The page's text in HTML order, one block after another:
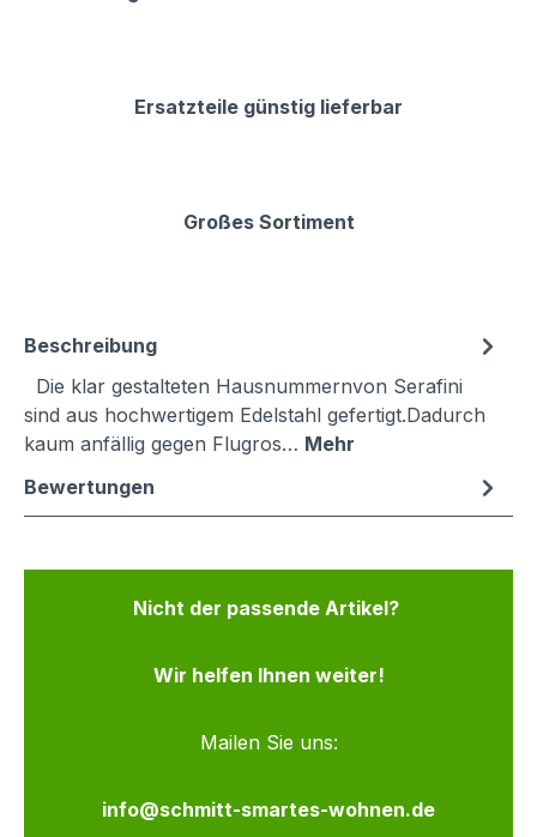
Ersatzteile günstig lieferbar
Großes Sortiment
Beschreibung
Die klar gestalteten Hausnummernvon Serafini
sind aus hochwertigem Edelstahl gefertigt.Dadurch
kaum anfällig gegen Flugros… Mehr
Bewertungen
Nicht der passende Artikel?
Wir helfen Ihnen weiter!
Mailen Sie uns:
info@schmitt-smartes-wohnen.de